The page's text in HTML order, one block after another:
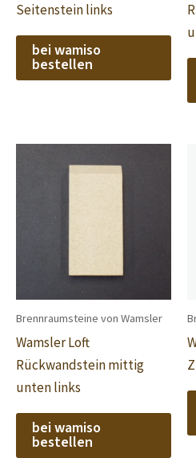
Seitenstein links
bei wamiso
bestellen
Brennraumsteine von Wamsler
Wamsler Loft
Rückwandstein mittig
unten links
bei wamiso
bestellen